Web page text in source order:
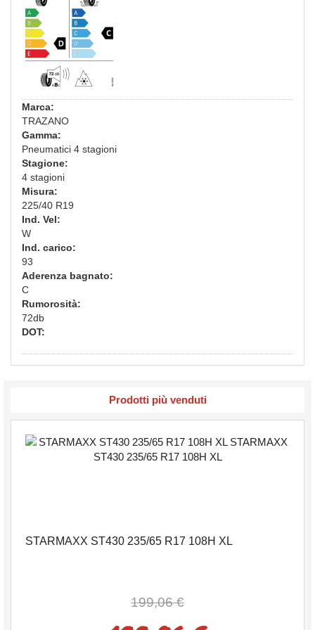
Marca:
TRAZANO
Gamma:
Pneumatici 4 stagioni
Stagione:
4 stagioni
Misura:
225/40 R19
Ind. Vel:
W
Ind. carico:
93
Aderenza bagnato:
C
Rumorosità:
72db
DOT:
Prodotti più venduti
STARMAXX ST430 235/65 R17 108H XL
199,06 €